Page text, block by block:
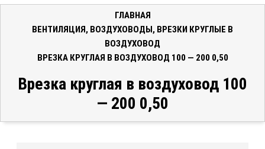
ГЛАВНАЯ
ВЕНТИЛЯЦИЯ, ВОЗДУХОВОДЫ, ВРЕЗКИ КРУГЛЫЕ В
ВОЗДУХОВОД
ВРЕЗКА КРУГЛАЯ В ВОЗДУХОВОД 100 — 200 0,50
Врезка круглая в воздуховод 100
— 200 0,50